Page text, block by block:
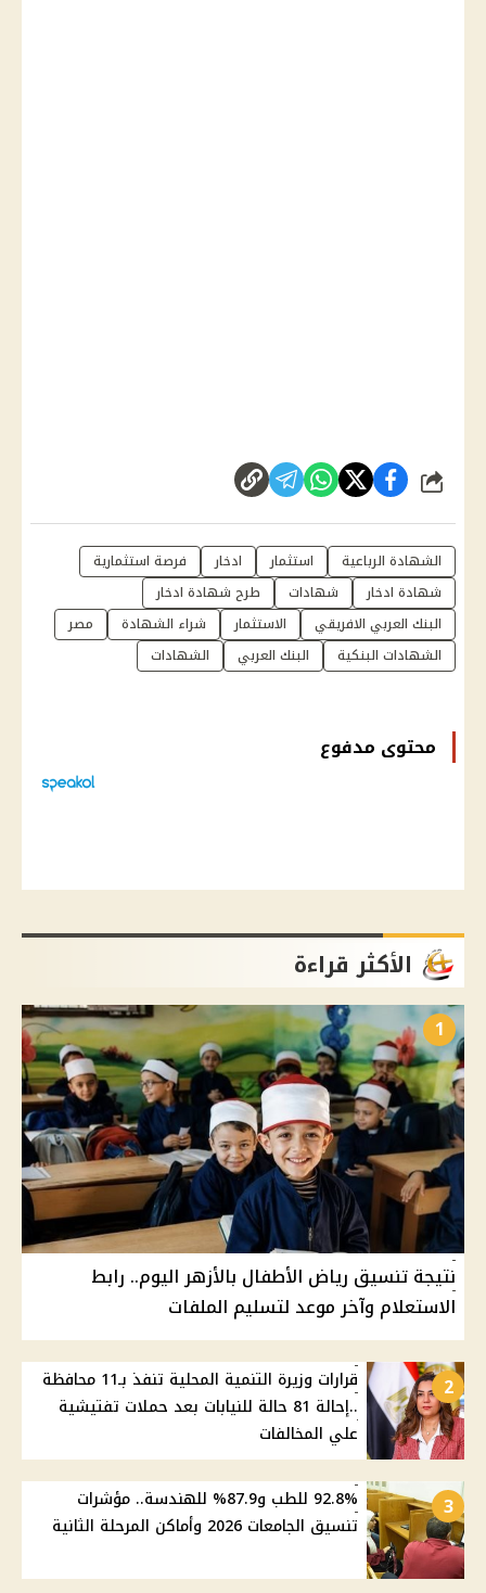
شارك
الشهادة الرباعية استثمار ادخار
فرصة استثمارية
شهادة ادخار
شهادات
طرح شهادة ادخار
البنك العربي الافريقي
الاستثمار شراء الشهادة
مصر
الشهادات البنكية
البنك العربي الشهادات
محتوى مدفوع
الأكثر قراءة
1
نتيجة تنسيق رياض الأطفال بالأزهر اليوم.. رابط
الاستعلام وآخر موعد لتسليم الملفات
2
قرارات وزيرة التنمية المحلية تنفذ بـ11 محافظة
..إحالة 81 حالة للنيابات بعد حملات تفتيشية
علي المخالفات
3
92.8% للطب و87.9% للهندسة.. مؤشرات
تنسيق الجامعات 2026 وأماكن المرحلة الثانية